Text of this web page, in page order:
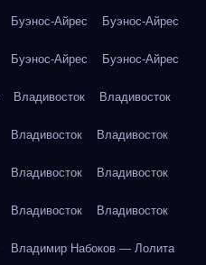
Буэнос-Айрес Буэнос-Айрес
Буэнос-Айрес Буэнос-Айрес
Владивосток Владивосток
Владивосток Владивосток
Владивосток Владивосток
Владивосток Владивосток
Владимир Набоков — Лолита